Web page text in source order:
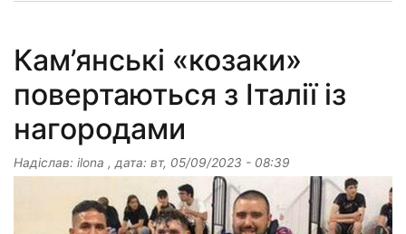
Кам’янські «козаки»
повертаються з Італії із
нагородами
Надіслав: ilona , дата: вт, 05/09/2023 - 08:39